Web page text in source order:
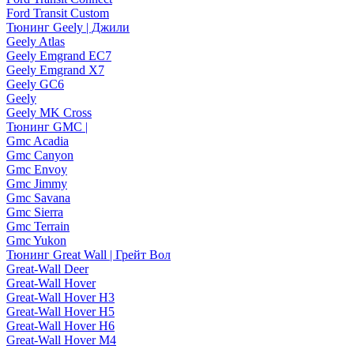
Ford Transit Custom
Тюнинг Geely | Джили
Geely Atlas
Geely Emgrand EC7
Geely Emgrand X7
Geely GC6
Geely
Geely MK Cross
Тюнинг GMC |
Gmc Acadia
Gmc Canyon
Gmc Envoy
Gmc Jimmy
Gmc Savana
Gmc Sierra
Gmc Terrain
Gmc Yukon
Тюнинг Great Wall | Грейт Вол
Great-Wall Deer
Great-Wall Hover
Great-Wall Hover H3
Great-Wall Hover H5
Great-Wall Hover H6
Great-Wall Hover M4